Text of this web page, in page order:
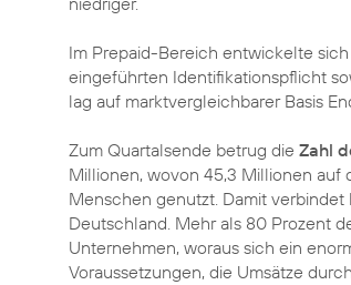
Im Prepaid-Bereich entwickelte
eingeführten Identifikationspflicht
lag auf marktvergleichbarer Basis
Zum Quartalsende betrug die Zahl
Millionen, wovon 45,3 Millionen
Menschen genutzt. Damit
Deutschland. Mehr als 80 Prozent
Unternehmen, woraus sich ein
Voraussetzungen, die Umsätze